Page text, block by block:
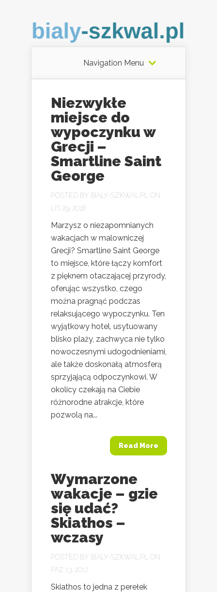
Navigation Menu
Niezwykłe
miejsce do
wypoczynku w
Grecji –
Smartline Saint
George
POSTED BY BIALY-SZKWAL.PL
ON
LIS 29, 2018
Marzysz o niezapomnianych
wakacjach w malowniczej
Grecji? Smartline Saint George
to miejsce, które łączy komfort
z pięknem otaczającej przyrody,
oferując wszystko, czego
można pragnąć podczas
relaksującego wypoczynku. Ten
wyjątkowy hotel, usytuowany
blisko plaży, zachwyca nie tylko
nowoczesnymi udogodnieniami,
ale także doskonałą atmosferą
sprzyjającą odpoczynkowi. W
okolicy czekają na Ciebie
różnorodne atrakcje, które
pozwolą na...
Read More
Wymarzone
wakacje – gzie
się udać?
Skiathos –
wczasy
POSTED BY BIALY-SZKWAL.PL
ON
PAŹ 13, 2017
Skiathos to jedna z perełek